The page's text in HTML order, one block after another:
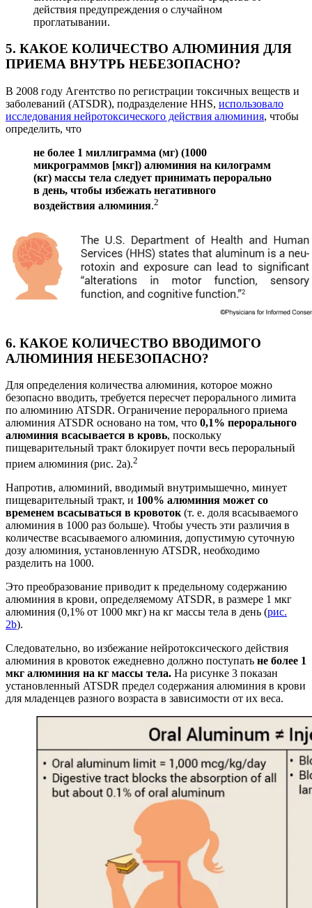
действия предупреждения о случайном
проглатывании.
5. КАКОЕ КОЛИЧЕСТВО АЛЮМИНИЯ ДЛЯ
ПРИЕМА ВНУТРЬ НЕБЕЗОПАСНО?
В 2008 году Агентство по регистрации токсичных веществ и
заболеваний (ATSDR), подразделение HHS, использовало
исследования нейротоксического действия алюминия, чтобы
определить, что
не более 1 миллиграмма (мг) (1000
микрограммов [мкг]) алюминия на килограмм
(кг) массы тела следует принимать перорально
в день, чтобы избежать негативного
воздействия алюминия.2
6. КАКОЕ КОЛИЧЕСТВО ВВОДИМОГО
АЛЮМИНИЯ НЕБЕЗОПАСНО?
Для определения количества алюминия, которое можно
безопасно вводить, требуется пересчет перорального лимита
по алюминию ATSDR. Ограничение перорального приема
алюминия ATSDR основано на том, что 0,1% перорального
алюминия всасывается в кровь, поскольку
пищеварительный тракт блокирует почти весь пероральный
прием алюминия (рис. 2а).2
Напротив, алюминий, вводимый внутримышечно, минует
пищеварительный тракт, и 100% алюминия может со
временем всасываться в кровоток (т. е. доля всасываемого
алюминия в 1000 раз больше). Чтобы учесть эти различия в
количестве всасываемого алюминия, допустимую суточную
дозу алюминия, установленную ATSDR, необходимо
разделить на 1000.
Это преобразование приводит к предельному содержанию
алюминия в крови, определяемому ATSDR, в размере 1 мкг
алюминия (0,1% от 1000 мкг) на кг массы тела в день (рис.
2b).
Следовательно, во избежание нейротоксического действия
алюминия в кровоток ежедневно должно поступать не более 1
мкг алюминия на кг массы тела. На рисунке 3 показан
установленный ATSDR предел содержания алюминия в крови
для младенцев разного возраста в зависимости от их веса.